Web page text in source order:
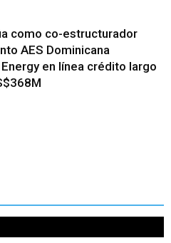
como co-estructurador
AES Dominicana
en línea crédito largo